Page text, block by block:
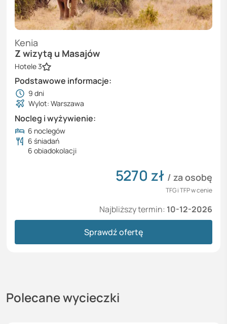
Z wizytą u Masajów
Kenia
Hotele 3
Podstawowe informacje:
9 dni
Wylot: Warszawa
Nocleg i wyżywienie:
6 noclegów
6 śniadań
6 obiadokolacji
5270 zł / za osobę
TFG i TFP w cenie
Najbliższy termin: 10-12-2026
Sprawdź ofertę
Polecane wycieczki